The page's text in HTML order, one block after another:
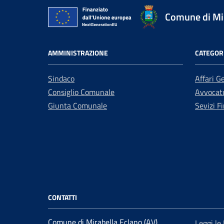
Comune di
AMMINISTRAZIONE
Sindaco
Consiglio Comunale
Giunta Comunale
Affari
Sevizi
CONTATTI